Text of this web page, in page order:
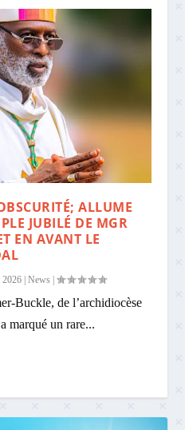
ALLUME
JUBILÉ DE MGR
EN AVANT LE
2026 |News |
Buckle, de l’archidiocèse
marqué un rare...